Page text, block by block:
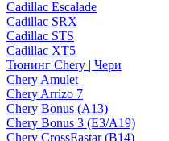
Cadillac Escalade
Cadillac SRX
Cadillac STS
Cadillac XT5
Тюнинг Chery | Чери
Chery Amulet
Chery Arrizo 7
Chery Bonus (A13)
Chery Bonus 3 (E3/A19)
Chery CrossEastar (B14)